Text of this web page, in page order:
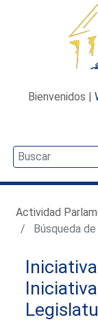
Bienvenidos |
Actividad
Búsqueda